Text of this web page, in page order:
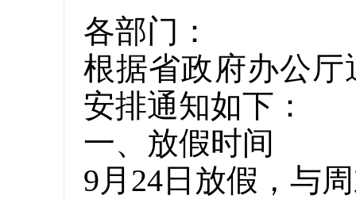
各部门：
根据省政府办公厅
安排通知如下：
一、放假时间
9月24日放假，与